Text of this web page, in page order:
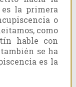
la primera
o
como
hable con
se ha
es la